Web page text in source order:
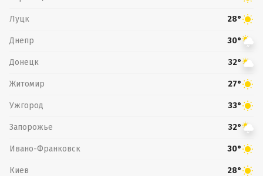
Луцк 28°
Днепр 30°
Донецк 32°
Житомир 27°
Ужгород 33°
Запорожье 32°
Ивано-Франковск 30°
Киев 28°